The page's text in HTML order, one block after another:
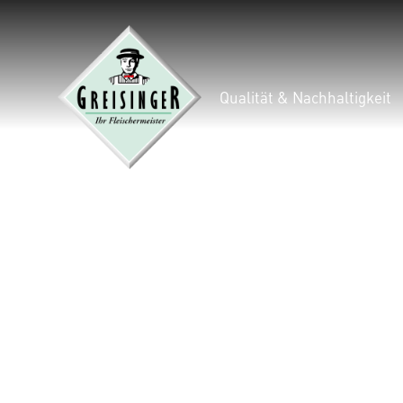
Qualität & Nachhaltigkeit